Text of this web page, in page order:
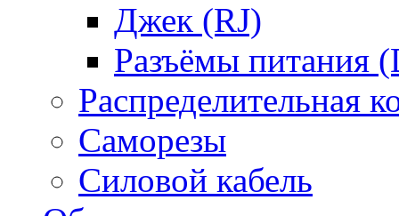
Джек (RJ)
Разъёмы питания
Распределительная
Саморезы
Силовой кабель